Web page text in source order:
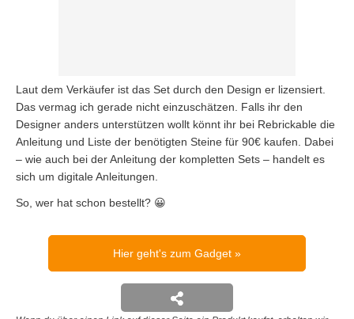
Laut dem Verkäufer ist das Set durch den Design er lizensiert.
Das vermag ich gerade nicht einzuschätzen. Falls ihr den
Designer anders unterstützen wollt könnt ihr bei Rebrickable die
Anleitung und Liste der benötigten Steine für 90€ kaufen. Dabei
– wie auch bei der Anleitung der kompletten Sets – handelt es
sich um digitale Anleitungen.
So, wer hat schon bestellt? 😀
Hier geht's zum Gadget